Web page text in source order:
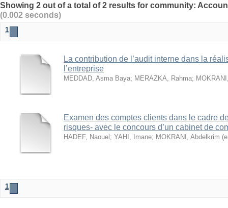
(0.002 seconds)
1
La contribution de l’audit interne dans la
l’entreprise
MEDDAD, Asma Baya; MERAZKA, Rahma;
Examen des comptes clients dans le cadre
risques- avec le concours d’un cabinet de
HADEF, Naouel ; YAHI, Imane; MOKRANI, Abdelkrim
1